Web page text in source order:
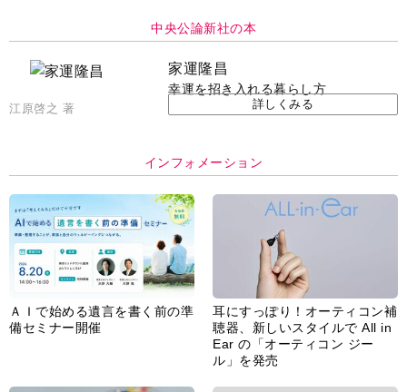
中央公論新社の本
家運隆昌
幸運を招き入れる暮らし方
江原啓之 著 詳しくみる
インフォメーション
ＡＩで始める遺言を書く前の準
備セミナー開催
耳にすっぽり！オーティコン補
聴器、新しいスタイルで All in
Ear の「オーティコン ジー
ル」を発売